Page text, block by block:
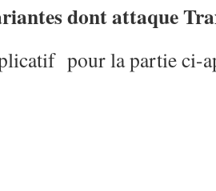
dont attaque
pour la partie ci-